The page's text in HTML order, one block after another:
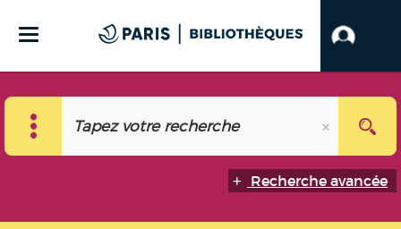
Recherche avancée